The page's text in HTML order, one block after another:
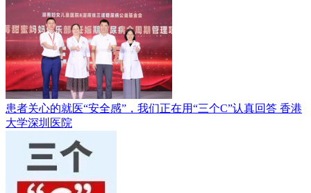
患者关心的就医“安全感”，我们正在用“三个C”认真回答 香港
大学深圳医院